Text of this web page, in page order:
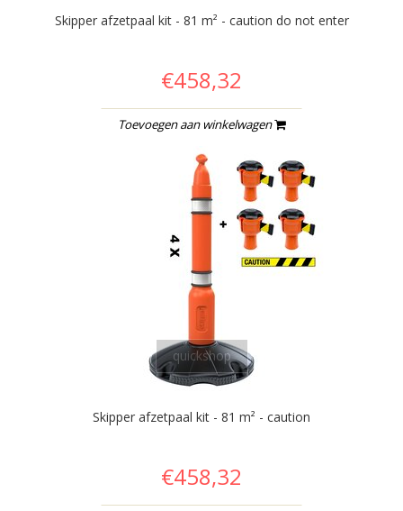
Skipper afzetpaal kit - 81 m² - caution do not enter
€458,32
Toevoegen aan winkelwagen
quickshop
Skipper afzetpaal kit - 81 m² - caution
€458,32